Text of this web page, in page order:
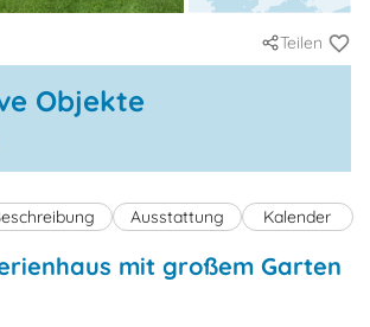
Teilen
Objekte
Ausstattung Kalender
mit großem Garten